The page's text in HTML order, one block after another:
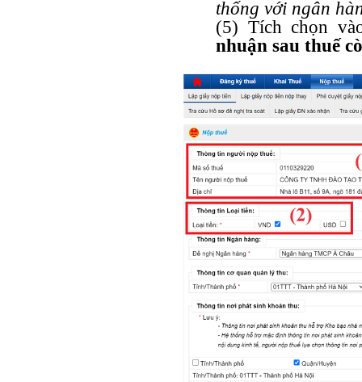
thống với ngân
(5) Tích chọn
nhuận sau thuế